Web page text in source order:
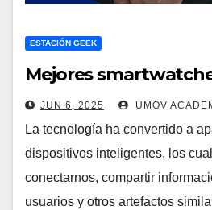
ESTACIÓN GEEK
Mejores
JUN 6, 2025 UMOV
La tecnología ha convertido a
dispositivos inteligentes, los
conectarnos, compartir
usuarios y otros artefactos